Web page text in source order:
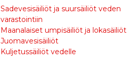
Sadevesisäiliöt ja suursäiliöt veden
varastointiin
Maanalaiset umpisäiliöt ja lokasäiliöt
Juomavesisäiliöt
Kuljetussäiliöt vedelle